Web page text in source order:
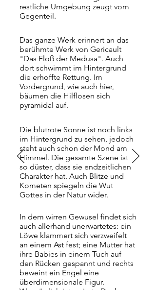
restliche Umgebung zeugt vom
Gegenteil.
Das ganze Werk erinnert an das
berühmte Werk von Gericault
"Das Floß der Medusa". Auch
dort schwimmt im Hintergrund
die erhoffte Rettung. Im
Vordergrund, wie auch hier,
bäumen die Hilflosen sich
pyramidal auf.
Die blutrote Sonne ist noch links
im Hintergrund zu sehen, jedoch
steht auch schon der Mond am
Himmel. Die gesamte Szene ist
so düster, dass sie endzeitlichen
Charakter hat. Auch Blitze und
Kometen spiegeln die Wut
Gottes in der Natur wider.
In dem wirren Gewusel findet sich
auch allerhand unerwartetes: ein
Löwe klammert sich verzweifelt
an einem Ast fest; eine Mutter hat
ihre Babies in einem Tuch auf
den Rücken gespannt und rechts
beweint ein Engel eine
überdimensionale Figur.